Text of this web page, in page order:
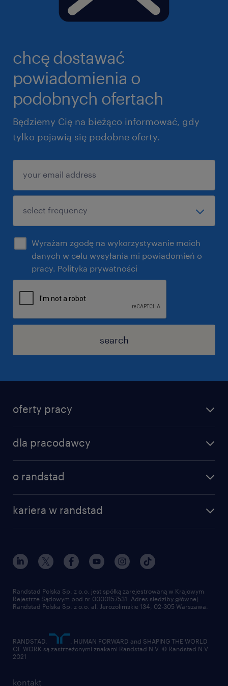
chcę dostawać
powiadomienia o
podobnych ofertach
Będziemy Cię na bieżąco informować, gdy
tylko pojawią się podobne oferty.
Wyrażam zgodę na wykorzystywanie moich
danych w celu wysyłania mi powiadomień o
pracy. Polityka prywatności
search
oferty pracy
dla pracodawcy
o randstad
kariera w randstad
kontakt
Randstad Polska Sp. z o.o. jest spółką zarejestrowaną w Krajowym
Rejestrze Sądowym pod nr 0000157531. Adres siedziby głównej
Randstad Polska Sp. z o.o. al. Jerozolimskie 134, 02-305 Warszawa.
RANDSTAD,
, HUMAN FORWARD and SHAPING THE WORLD
OF WORK są zastrzeżonymi znakami Randstad N.V. © Randstad N.V
2021